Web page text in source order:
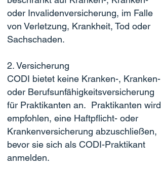
oder Invalidenversicherung, im Falle
von Verletzung, Krankheit, Tod oder
Sachschaden.
2. Versicherung
CODI bietet keine Kranken-, Kranken-
oder Berufsunfähigkeitsversicherung
für Praktikanten an. Praktikanten wird
empfohlen, eine Haftpflicht- oder
Krankenversicherung abzuschließen,
bevor sie sich als CODI-Praktikant
anmelden.